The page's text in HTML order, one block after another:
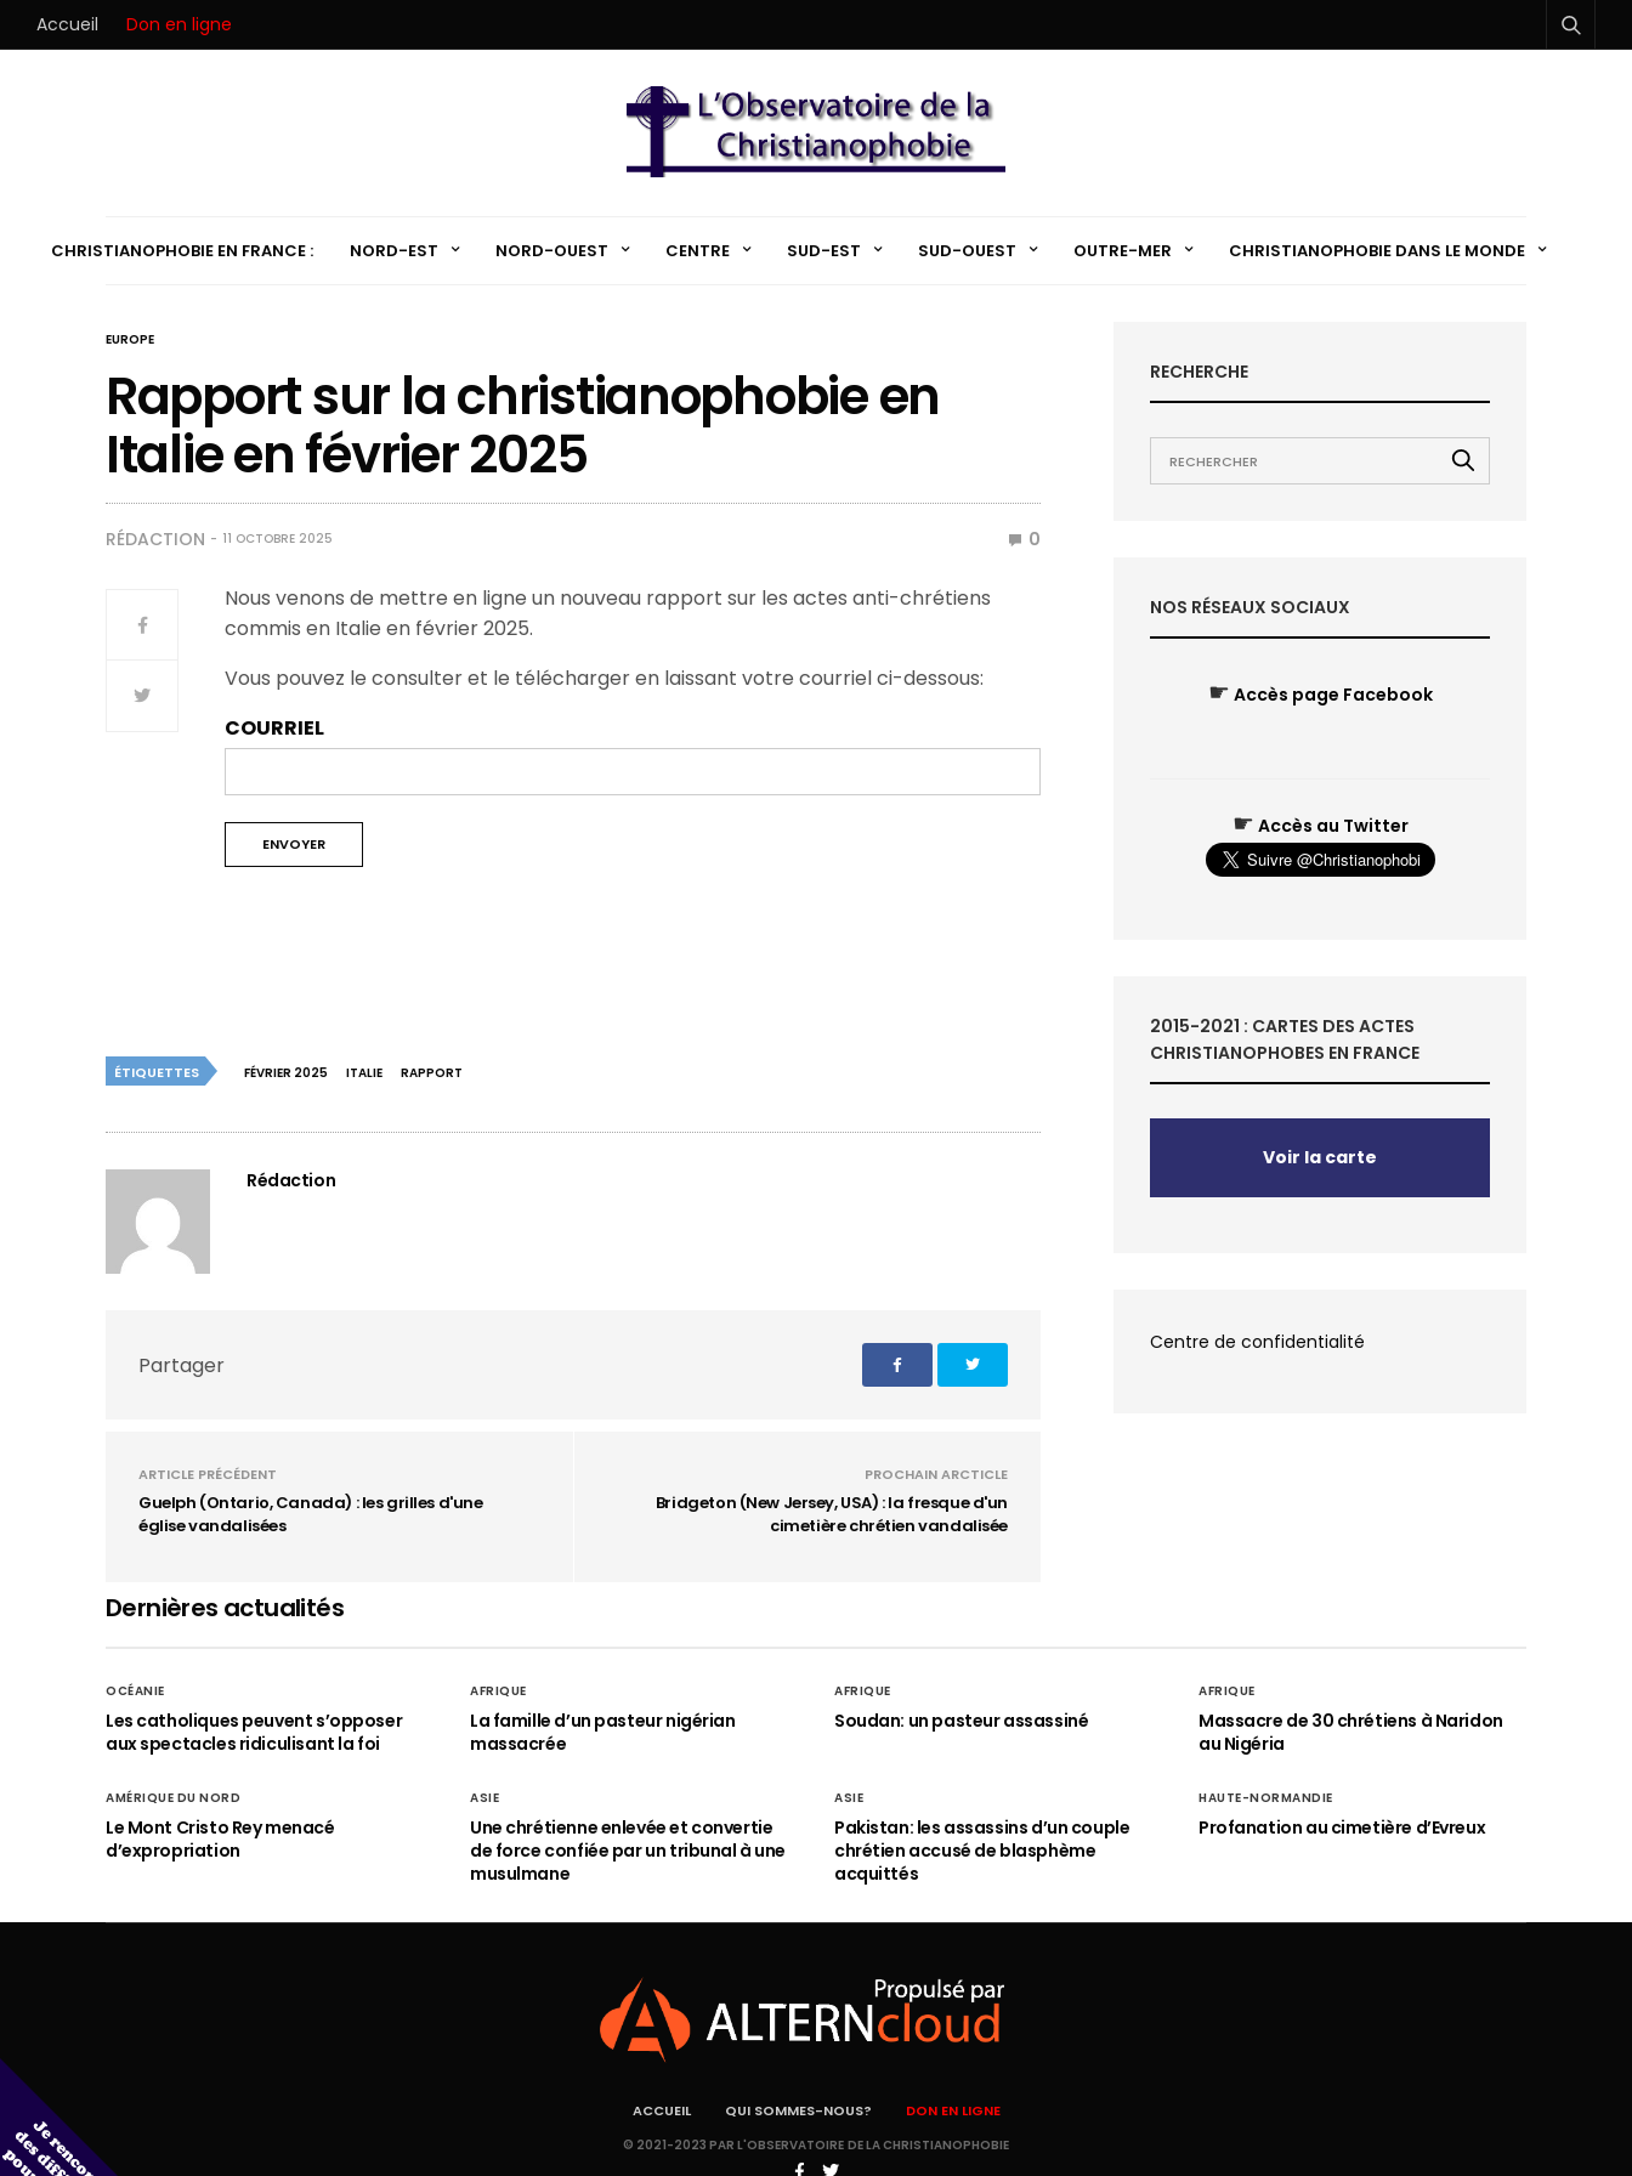
Accueil Don en ligne
CHRISTIANOPHOBIE EN FRANCE : NORD-EST NORD-OUEST CENTRE SUD-EST SUD-OUEST OUTRE-MER CHRISTIANOPHOBIE DANS LE MONDE
EUROPE
Rapport sur la christianophobie en
Italie en février 2025
RÉDACTION 11 OCTOBRE 2025 0
Nous venons de mettre en ligne un nouveau rapport sur les actes anti-chrétiens
commis en Italie en février 2025.
Vous pouvez le consulter et le télécharger en laissant votre courriel ci-dessous:
COURRIEL
ÉTIQUETTES FÉVRIER 2025 ITALIE RAPPORT
Rédaction
Partager
ARTICLE PRÉCÉDENT
Guelph (Ontario, Canada) : les grilles d'une
église vandalisées
PROCHAIN ARCTICLE
Bridgeton (New Jersey, USA) : la fresque d'un
cimetière chrétien vandalisée
RECHERCHE
NOS RÉSEAUX SOCIAUX
☛ Accès page Facebook
☛ Accès au Twitter
2015-2021 : CARTES DES ACTES
CHRISTIANOPHOBES EN FRANCE
Voir la carte
Centre de confidentialité
Dernières actualités
OCÉANIE
Les catholiques peuvent s’opposer
aux spectacles ridiculisant la foi
AFRIQUE
La famille d’un pasteur nigérian
massacrée
AFRIQUE
Soudan: un pasteur assassiné
AFRIQUE
Massacre de 30 chrétiens à Naridon
au Nigéria
AMÉRIQUE DU NORD
Le Mont Cristo Rey menacé
d’expropriation
ASIE
Une chrétienne enlevée et convertie
de force confiée par un tribunal à une
musulmane
ASIE
Pakistan: les assassins d’un couple
chrétien accusé de blasphème
acquittés
HAUTE-NORMANDIE
Profanation au cimetière d’Evreux
ACCUEIL QUI SOMMES-NOUS? DON EN LIGNE
© 2021-2023 PAR L'OBSERVATOIRE DE LA CHRISTIANOPHOBIE